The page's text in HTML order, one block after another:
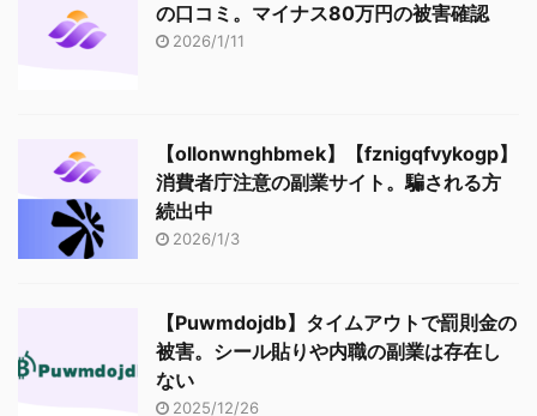
の口コミ。マイナス80万円の被害確認
2026/1/11
【ollonwnghbmek】【fznigqfvykogp】
消費者庁注意の副業サイト。騙される方
続出中
2026/1/3
【Puwmdojdb】タイムアウトで罰則金の
被害。シール貼りや内職の副業は存在し
ない
2025/12/26